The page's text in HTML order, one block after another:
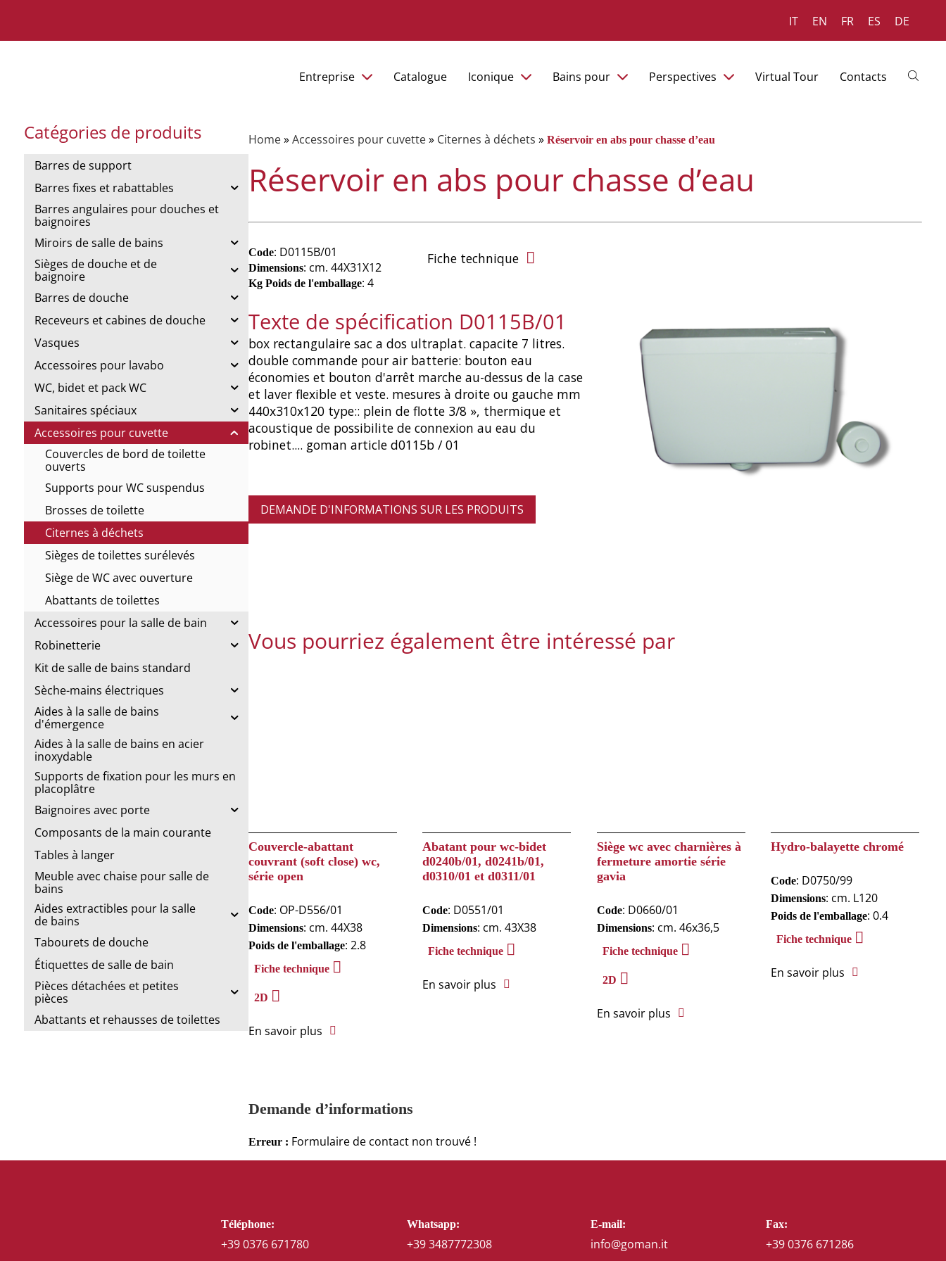
IT EN FR ES DE
Entreprise Catalogue Iconique Bains pour Perspectives Virtual Tour Contacts
Catégories de produits
Barres de support
Barres fixes et rabattables
Barres angulaires pour douches et
baignoires
Miroirs de salle de bains
Sièges de douche et de
baignoire
Barres de douche
Receveurs et cabines de douche
Vasques
Accessoires pour lavabo
WC, bidet et pack WC
Sanitaires spéciaux
Accessoires pour cuvette
Couvercles de bord de toilette
ouverts
Supports pour WC suspendus
Brosses de toilette
Citernes à déchets
Sièges de toilettes surélevés
Siège de WC avec ouverture
Abattants de toilettes
Accessoires pour la salle de bain
Robinetterie
Kit de salle de bains standard
Sèche-mains électriques
Aides à la salle de bains
d'émergence
Aides à la salle de bains en acier
inoxydable
Supports de fixation pour les murs en
placoplâtre
Baignoires avec porte
Composants de la main courante
Tables à langer
Meuble avec chaise pour salle de
bains
Aides extractibles pour la salle
de bains
Tabourets de douche
Étiquettes de salle de bain
Pièces détachées et petites
pièces
Abattants et rehausses de toilettes
Home»Accessoires pour cuvette» Citernes à déchets » Réservoir en abs pour chasse d’eau
Réservoir en abs pour chasse d’eau
Code: D0115B/01
Dimensions: cm. 44X31X12
Kg Poids de l'emballage: 4
Fiche technique
Texte de spécification D0115B/01
box rectangulaire sac a dos ultraplat. capacite 7 litres.
double commande pour air batterie: bouton eau
économies et bouton d'arrêt marche au-dessus de la case
et laver flexible et veste. mesures à droite ou gauche mm
440x310x120 type:: plein de flotte 3/8 », thermique et
acoustique de possibilite de connexion au eau du
robinet.... goman article d0115b / 01
DEMANDE D'INFORMATIONS SUR LES PRODUITS
Vous pourriez également être intéressé par
Couvercle-abattant
couvrant (soft close) wc,
série open
Code: OP-D556/01
Dimensions: cm. 44X38
Poids de l'emballage: 2.8
Fiche technique
2D
En savoir plus
Abatant pour wc-bidet
d0240b/01, d0241b/01,
d0310/01 et d0311/01
Code: D0551/01
Dimensions: cm. 43X38
Fiche technique
En savoir plus
Siège wc avec charnières à
fermeture amortie série
gavia
Code: D0660/01
Dimensions: cm. 46x36,5
Fiche technique
2D
En savoir plus
Hydro-balayette chromé
Code: D0750/99
Dimensions: cm. L120
Poids de l'emballage: 0.4
Fiche technique
En savoir plus
Demande d’informations
Erreur : Formulaire de contact non trouvé !
Téléphone:
+39 0376 671780
Whatsapp:
+39 3487772308
E-mail:
info@goman.it
Fax:
+39 0376 671286